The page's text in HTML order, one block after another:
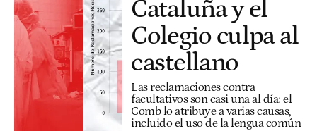
Cataluña y el
Colegio culpa al
castellano
Las reclamaciones contra
facultativos son casi una al día: el
Comb lo atribuye a varias causas,
incluido el uso de la lengua común